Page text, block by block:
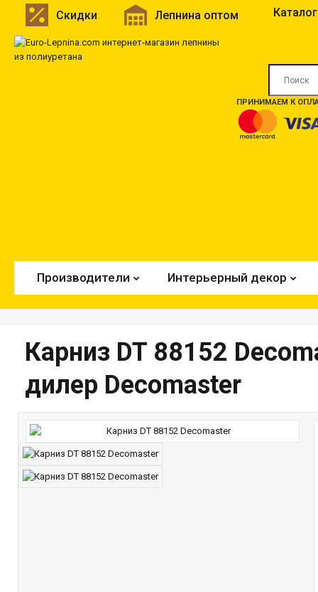
Скидки Лепнина оптом
ПРИНИМАЕМ К
Производители Интерьерный декор
Карниз DT 88152
дилер Decomaster